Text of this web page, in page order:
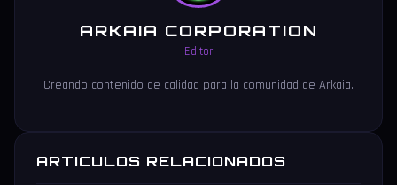
ARKAIA CORPORATION
Editor
Creando contenido de calidad para la comunidad de Arkaia.
ARTICULOS RELACIONADOS